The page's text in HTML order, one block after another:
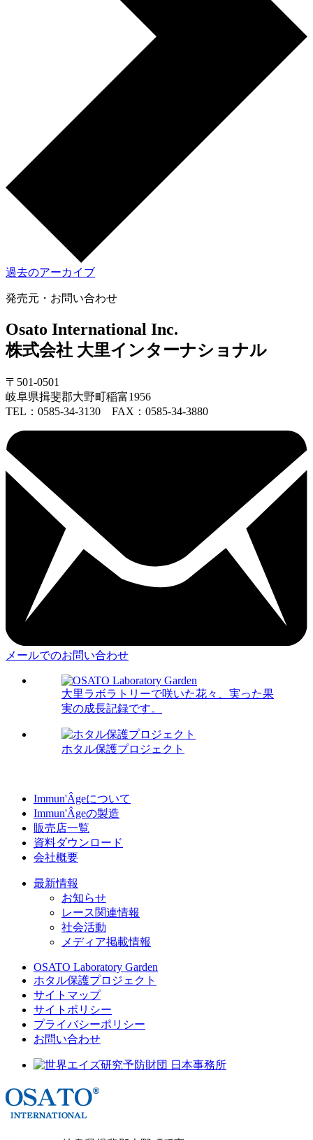
過去のアーカイブ
発売元・お問い合わせ
Osato International Inc.
株式会社 大里インターナショナル
〒501-0501
岐阜県揖斐郡大野町稲富1956
TEL： 0585-34-3130 FAX：0585-34-3880
メールでのお問い合わせ
大里ラボラトリーで咲いた花々、実った果
実の成長記録です。
ホタル保護プロジェクト
Immun'Âgeについて
Immun'Âgeの製造
販売店一覧
資料ダウンロード
会社概要
最新情報
お知らせ
レース関連情報
社会活動
メディア掲載情報
OSATO Laboratory Garden
ホタル保護プロジェクト
サイトマップ
サイトポリシー
プライバシーポリシー
お問い合わせ